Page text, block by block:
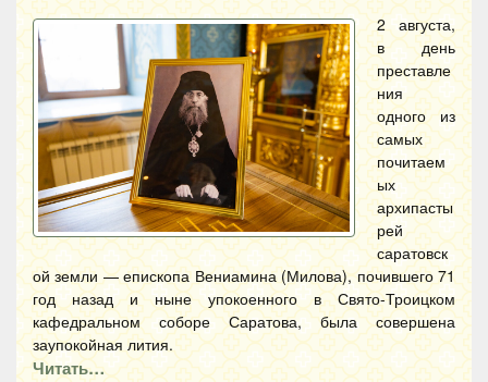
2 августа,
в день
преставле
ния
одного из
самых
почитаем
ых
архипасты
рей
саратовск
ой земли — епископа Вениамина (Милова), почившего 71
год назад и ныне упокоенного в Свято-Троицком
кафедральном соборе Саратова, была совершена
заупокойная лития.
Читать…